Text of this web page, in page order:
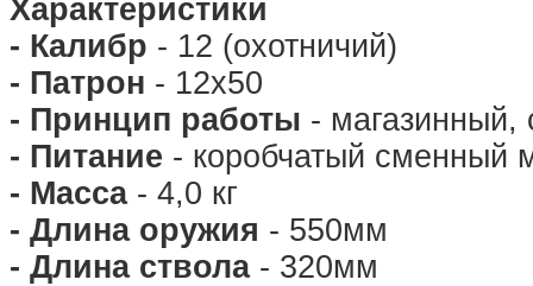
Характеристики
- Калибр - 12 (охотничий)
- Патрон - 12х50
- Принцип работы - магазинный,
- Питание - коробчатый сменный
- Масса- 4,0 кг
- Длина оружия - 550мм
- Длина ствола- 320мм